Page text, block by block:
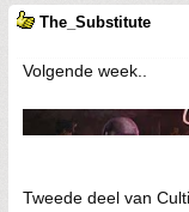
The_Substitute
Volgende week..
Tweede deel van